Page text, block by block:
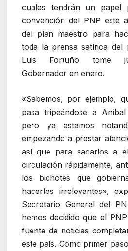
cuales tendrán un papel
convención del PNP este
del plan maestro para
toda la prensa satírica del
Luis Fortuño tome
Gobernador en enero.
«Sabemos, por ejemplo,
pasa tripeándose a
pero ya estamos
empezando a prestar
así que para sacarlos a
circulación rápidamente,
los bichotes que
hacerlos irrelevantes»,
Secretario General del
hemos decidido que el
fuente de noticias
este país. Como primer